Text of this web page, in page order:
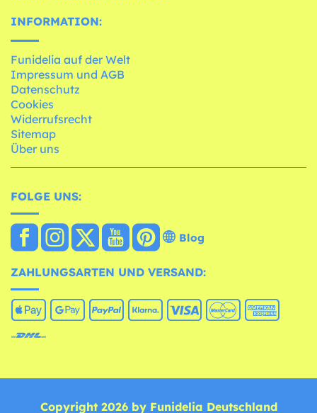
INFORMATION:
Funidelia auf der Welt
Impressum und AGB
Datenschutz
Cookies
Widerrufsrecht
Sitemap
Über uns
FOLGE UNS:
Blog
ZAHLUNGSARTEN UND VERSAND:
Copyright 2026 by Funidelia Deutschland